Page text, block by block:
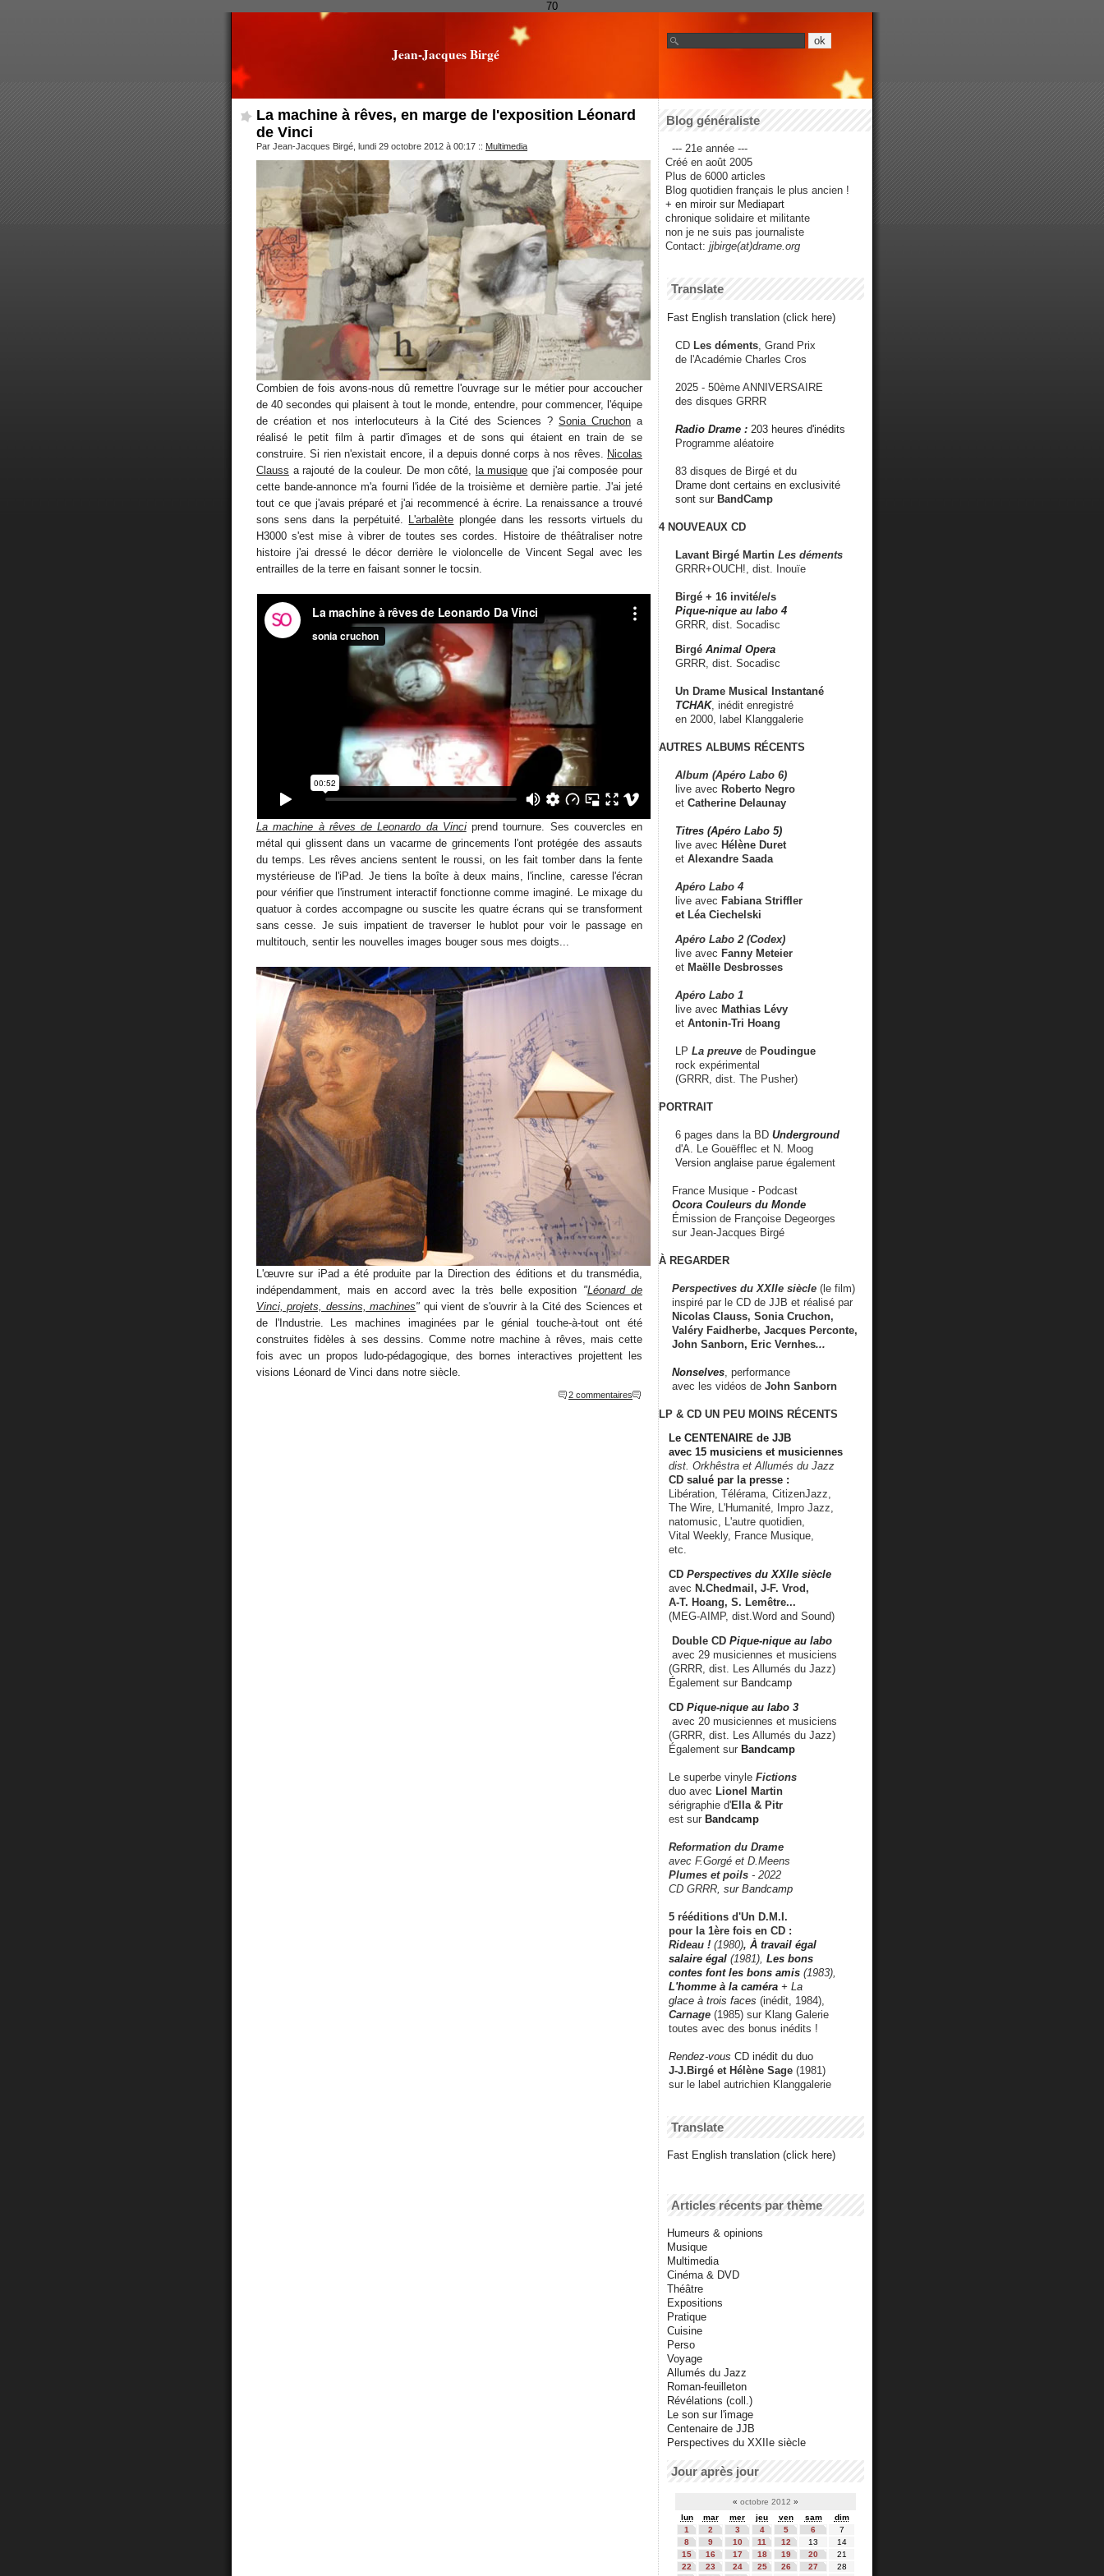
70
Jean-Jacques Birgé
La machine à rêves, en marge de l'exposition Léonard
de Vinci
Par Jean-Jacques Birgé, lundi 29 octobre 2012 à 00:17 :: Multimedia
Combien de fois avons-nous dû remettre l'ouvrage sur le métier pour accoucher
de 40 secondes qui plaisent à tout le monde, entendre, pour commencer, l'équipe
de création et nos interlocuteurs à la Cité des Sciences ?Sonia Cruchon a
réalisé le petit film à partir d'images et de sons qui étaient en train de se
construire. Si rien n'existait encore, il a depuis donné corps à nos rêves.
Nicolas
Clauss a rajouté de la couleur. De mon côté, la musique que j'ai composée pour
cette bande-annonce m'a fourni l'idée de la troisième et dernière partie. J'ai jeté
tout ce que j'avais préparé et j'ai recommencé à écrire. La renaissance a trouvé
sons sens dans la perpétuité.
L'arbalète plongée dans les ressorts virtuels du
H3000 s'est mise à vibrer de toutes ses cordes. Histoire de théâtraliser notre
histoire j'ai dressé le décor derrière le violoncelle de Vincent Segal avec les
entrailles de la terre en faisant sonner le tocsin.
La machine à rêves de Leonardo da Vinciprend tournure. Ses couvercles en
métal qui glissent dans un vacarme de grincements l'ont protégée des assauts
du temps. Les rêves anciens sentent le roussi, on les fait tomber dans la fente
mystérieuse de l'iPad. Je tiens la boîte à deux mains, l'incline, caresse l'écran
pour vérifier que l'instrument interactif fonctionne comme imaginé. Le mixage du
quatuor à cordes accompagne ou suscite les quatre écrans qui se transforment
sans cesse. Je suis impatient de traverser le hublot pour voir le passage en
multitouch, sentir les nouvelles images bouger sous mes doigts...
L'œuvre sur iPad a été produite par la Direction des éditions et du transmédia,
indépendamment, mais en accord avec la très belle exposition "Léonard de
Vinci, projets, dessins, machines" qui vient de s'ouvrir à la Cité des Sciences et
de l'Industrie. Les machines imaginées par le génial touche-à-tout ont été
construites fidèles à ses dessins. Comme notre machine à rêves, mais cette
fois avec un propos ludo-pédagogique, des bornes interactives projettent les
visions Léonard de Vinci dans notre siècle.
2 commentaires
Blog généraliste
--- 21e année ---
Créé en août 2005
Plus de 6000 articles
Blog quotidien français le plus ancien !
+ en miroir sur Mediapart
chronique solidaire et militante
non je ne suis pas journaliste
Contact: jjbirge(at)drame.org
Translate
Fast English translation (click here)
CD Les déments , Grand Prix
de l'Académie Charles Cros
2025 - 50ème ANNIVERSAIRE
des disques GRRR
Radio Drame : 203 heures d'inédits
Programme aléatoire
83 disques de Birgé et du
Drame dont certains en exclusivité
sont sur BandCamp
4 NOUVEAUX CD
Lavant Birgé Martin Les déments
GRRR+OUCH!, dist. Inouïe
Birgé + 16 invité/e/s
Pique-nique au labo 4
GRRR, dist. Socadisc
Birgé Animal Opera
GRRR, dist. Socadisc
Un Drame Musical Instantané
TCHAK, inédit enregistré
en 2000, label Klanggalerie
AUTRES ALBUMS RÉCENTS
Album (Apéro Labo 6)
live avec Roberto Negro
et Catherine Delaunay
Titres (Apéro Labo 5)
live avec Hélène Duret
et Alexandre Saada
Apéro Labo 4
live avec Fabiana Striffler
et Léa Ciechelski
Apéro Labo 2 (Codex)
live avec Fanny Meteier
et Maëlle Desbrosses
Apéro Labo 1
live avec Mathias Lévy
et Antonin-Tri Hoang
LP La preuve de Poudingue
rock expérimental
(GRRR, dist. The Pusher)
PORTRAIT
6 pages dans la BD Underground
d'A. Le Gouëfflec et N. Moog
Version anglaise parue également
France Musique - Podcast
Ocora Couleurs du Monde
Émission de Françoise Degeorges
sur Jean-Jacques Birgé
À REGARDER
Perspectives du XXIIe siècle (le film)
inspiré par le CD de JJB et réalisé par
Nicolas Clauss, Sonia Cruchon,
Valéry Faidherbe, Jacques Perconte,
John Sanborn, Eric Vernhes...
Nonselves , performance
avec les vidéos de John Sanborn
LP & CD UN PEU MOINS RÉCENTS
Le CENTENAIRE de JJB
avec 15 musiciens et musiciennes
dist. Orkhêstra et Allumés du Jazz
CD salué par la presse :
Libération, Télérama, CitizenJazz,
The Wire, L'Humanité, Impro Jazz,
natomusic, L'autre quotidien,
Vital Weekly, France Musique,
etc.
CD Perspectives du XXIIe siècle
avec N.Chedmail, J-F. Vrod,
A-T. Hoang, S. Lemêtre...
(MEG-AIMP, dist.Word and Sound)
Double CD Pique-nique au labo
avec 29 musiciennes et musiciens
(GRRR, dist. Les Allumés du Jazz)
Également sur Bandcamp
CD Pique-nique au labo 3
avec 20 musiciennes et musiciens
(GRRR, dist. Les Allumés du Jazz)
Également sur Bandcamp
Le superbe vinyle Fictions
duo avec Lionel Martin
sérigraphie d'Ella & Pitr
est sur Bandcamp
Reformation du Drame
avec F.Gorgé et D.Meens
Plumes et poils - 2022
CD GRRR, sur Bandcamp
5 rééditions d'Un D.M.I.
pour la 1ère fois en CD :
Rideau ! (1980), À travail égal
salaire égal (1981), Les bons
contes font les bons amis (1983),
L'homme à la caméra + La
glace à trois faces (inédit, 1984),
Carnage (1985) sur Klang Galerie
toutes avec des bonus inédits !
Rendez-vous CD inédit du duo
J-J.Birgé et Hélène Sage (1981)
sur le label autrichien Klanggalerie
Translate
Fast English translation (click here)
Articles récents par thème
Humeurs & opinions
Musique
Multimedia
Cinéma & DVD
Théâtre
Expositions
Pratique
Cuisine
Perso
Voyage
Allumés du Jazz
Roman-feuilleton
Révélations (coll.)
Le son sur l'image
Centenaire de JJB
Perspectives du XXIIe siècle
Jour après jour
« octobre 2012 »
lun
mar mer jeu ven sam
dim
1
2 3 4 5 6
7
8
9 10 11 12 13
14
15
16 17 18 19 20
21
22
23 24 25 26 27
28